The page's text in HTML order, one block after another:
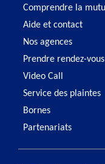
Comprendre la
Aide et contact
Nos agences
Prendre rendez-vous
Video Call
Service des plaintes
Bornes
Partenariats